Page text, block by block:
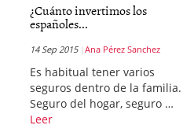
¿Cuánto invertimos los
españoles...
14 Sep 2015 Ana Pérez Sanchez
Es habitual tener varios
seguros dentro de la familia.
Seguro del hogar, seguro …
Leer